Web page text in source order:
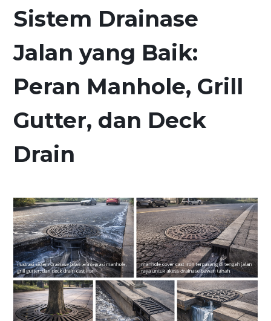
Sistem Drainase
Jalan yang Baik:
Peran Manhole, Grill
Gutter, dan Deck
Drain